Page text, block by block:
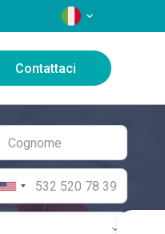
LINGUE
Contattaci